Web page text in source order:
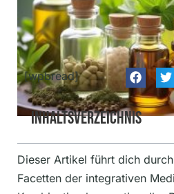
[wpbread]
Inhaltsverzeichnis
Dieser Artikel führt dich
Facetten der integrativen